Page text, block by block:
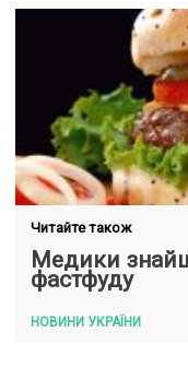
Читайте також
Медики
фастфуду
НОВИНИ УКРАЇНИ